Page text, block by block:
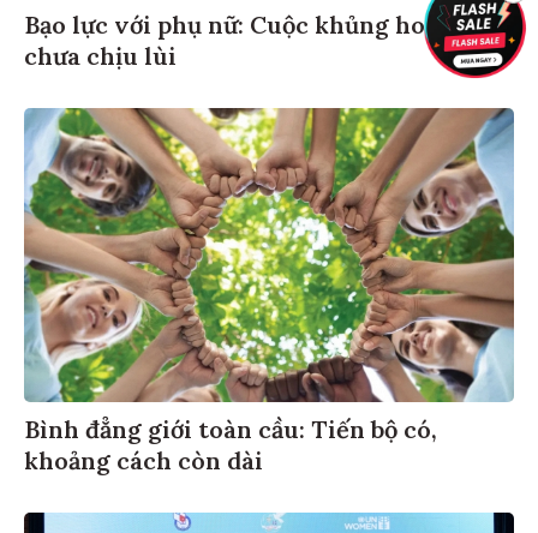
Bạo lực với phụ nữ: Cuộc khủng hoảng
chưa chịu lùi
Bình đẳng giới toàn cầu: Tiến bộ có,
khoảng cách còn dài